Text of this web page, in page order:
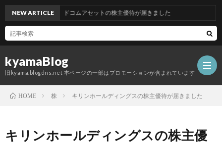
kyamaBlog
旧kyama.blogdns.net 本ページの一部はプロモーションが含まれています
NEW ARTICLEグッドコムアセットの株主優待が届きました
HOME 株 キリンホールディングスの株主優待が届きました
キリンホールディングスの株主優